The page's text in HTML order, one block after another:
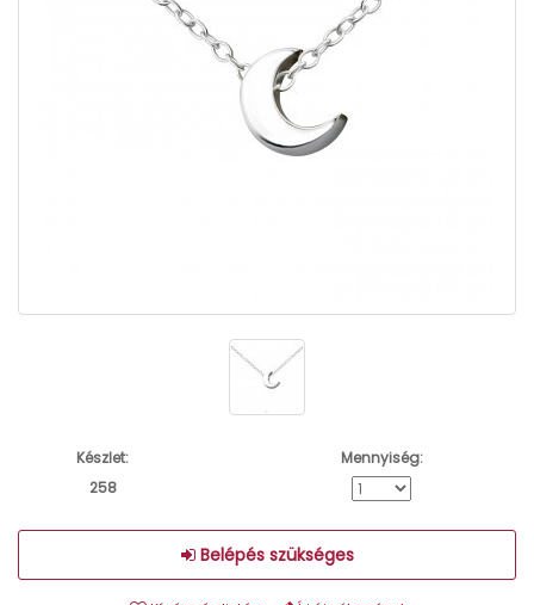
Készlet:
258
Mennyiség:
Belépés szükséges